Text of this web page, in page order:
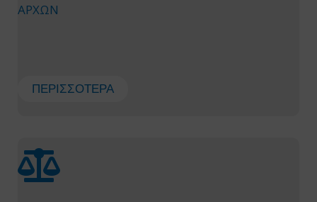
ΑΡΧΩΝ
ΠΕΡΙΣΣΌΤΕΡΑ